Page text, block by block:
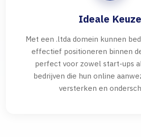
Ideale Keuze
Met een .ltda domein kunnen
effectief positioneren binnen
perfect voor zowel start-ups
bedrijven die hun online
versterken en